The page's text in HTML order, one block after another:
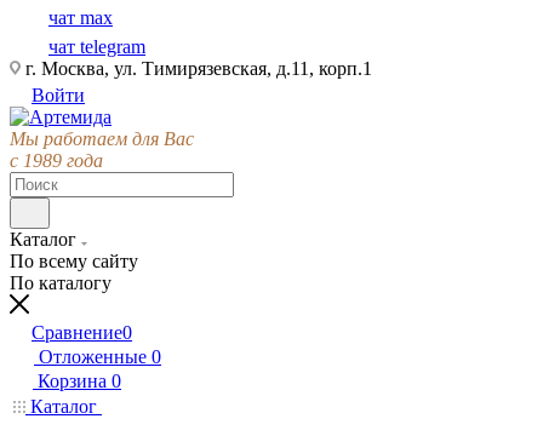
чат max
чат telegram
г. Москва, ул. Тимирязевская, д.11, корп.1
Войти
Мы работаем для Вас
с 1989 года
Каталог
По всему сайту
По каталогу
Сравнение0
Отложенные 0
Корзина 0
Каталог